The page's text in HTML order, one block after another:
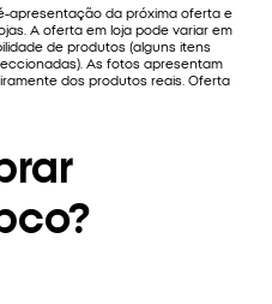
apresentação da próxima oferta e
A oferta em loja pode variar em
de produtos (alguns itens
As fotos apresentam
dos produtos reais. Oferta